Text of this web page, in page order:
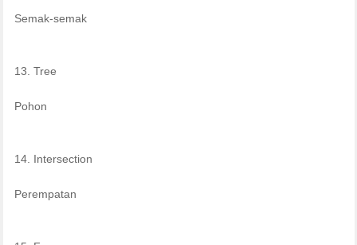
Semak-semak
13. Tree
Pohon
14. Intersection
Perempatan